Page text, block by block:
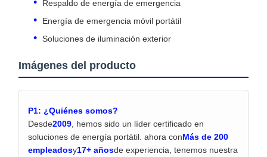
Respaldo de energía de emergencia
Energía de emergencia móvil portátil
Soluciones de iluminación exterior
Imágenes del producto
P1: ¿Quiénes somos?
Desde2009 , hemos sido un líder certificado en
soluciones de energía portátil. ahora conMás de 200
empleadosy17+ añosde experiencia, tenemos nuestra